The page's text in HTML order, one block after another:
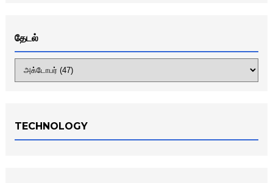
தேடல்
TECHNOLOGY